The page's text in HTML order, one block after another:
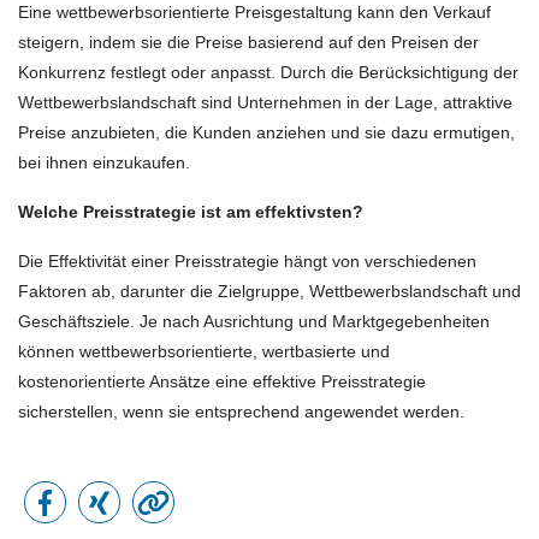
Eine wettbewerbsorientierte Preisgestaltung kann den Verkauf
steigern, indem sie die Preise basierend auf den Preisen der
Konkurrenz festlegt oder anpasst. Durch die Berücksichtigung der
Wettbewerbslandschaft sind Unternehmen in der Lage, attraktive
Preise anzubieten, die Kunden anziehen und sie dazu ermutigen,
bei ihnen einzukaufen.
Welche Preisstrategie ist am effektivsten?
Die Effektivität einer Preisstrategie hängt von verschiedenen
Faktoren ab, darunter die Zielgruppe, Wettbewerbslandschaft und
Geschäftsziele. Je nach Ausrichtung und Marktgegebenheiten
können wettbewerbsorientierte, wertbasierte und
kostenorientierte Ansätze eine effektive Preisstrategie
sicherstellen, wenn sie entsprechend angewendet werden.